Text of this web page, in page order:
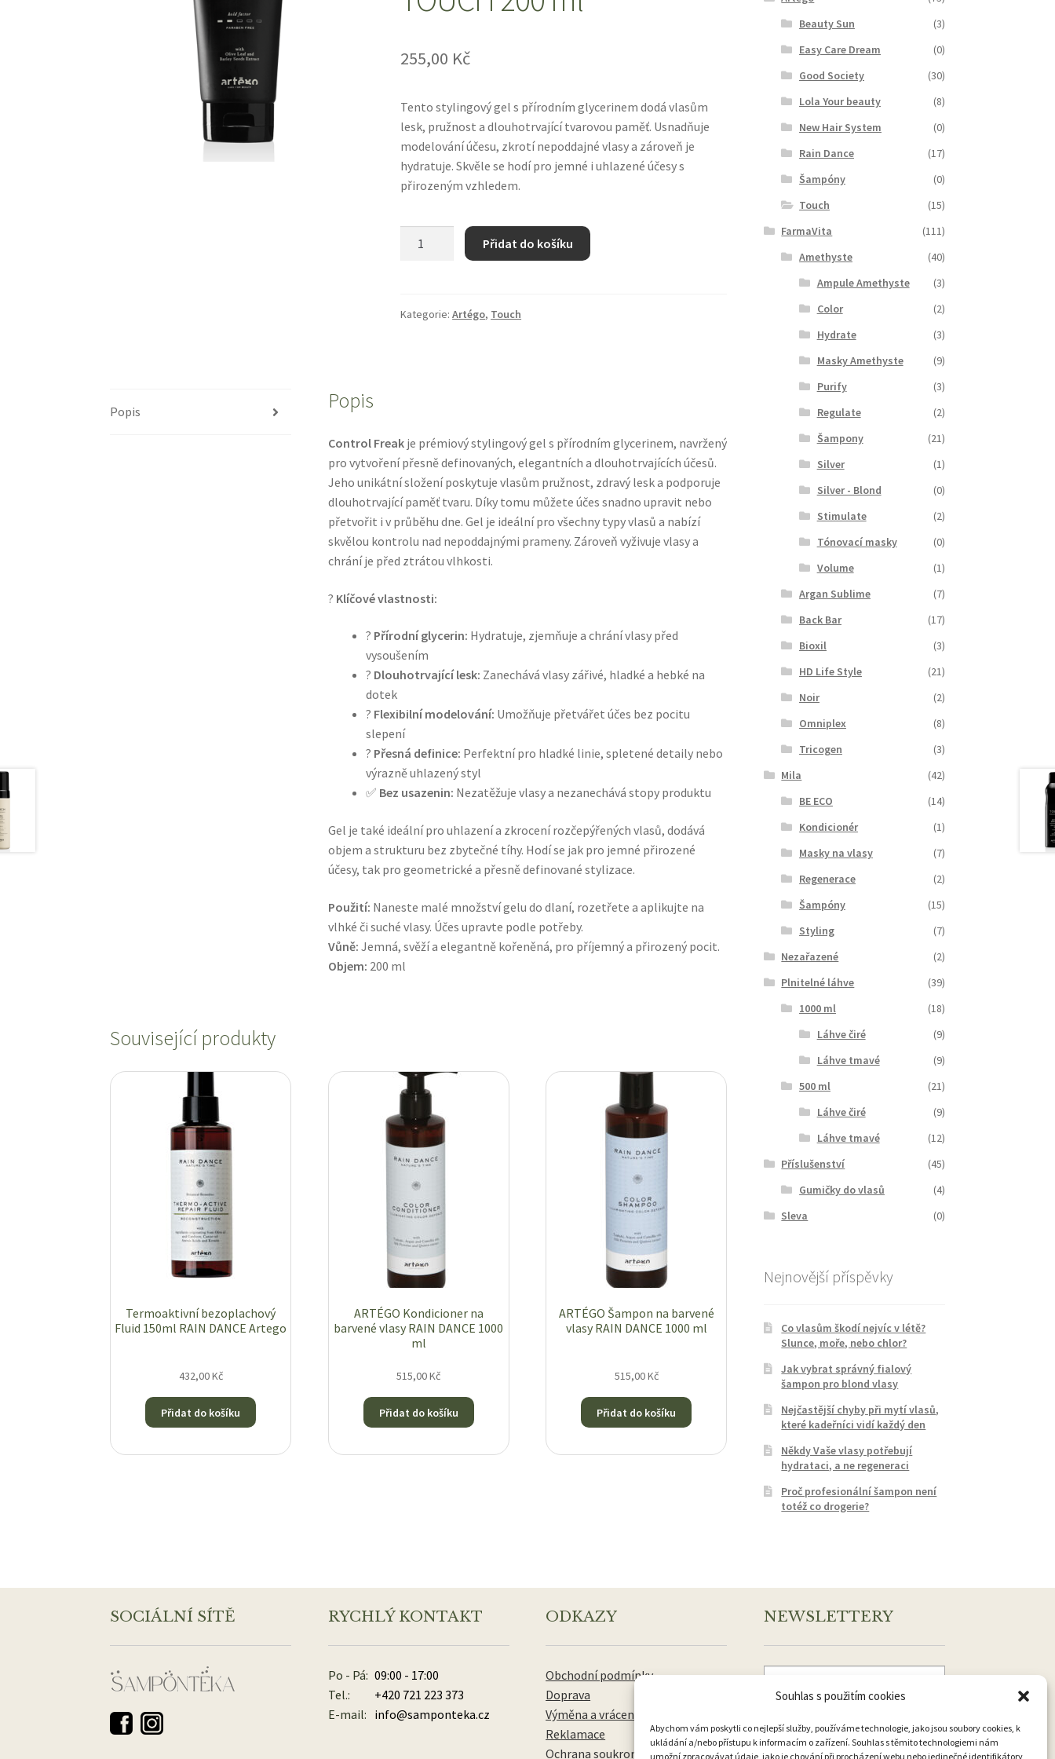
Souhlas s použitím cookies
Abychom vám poskytli co nejlepší služby, používáme technologie, jako jsou soubory cookies, k
ukládání a/nebo přístupu k informacím o zařízení. Souhlas s těmito technologiemi nám
umožní zpracovávat údaje, jako je chování při procházení webu nebo jedinečné identifikátory
255,00 Kč
Tento stylingový gel s přírodním glycerinem dodá vlasům
lesk, pružnost a dlouhotrvající tvarovou paměť. Usnadňuje
modelování účesu, zkrotí nepoddajné vlasy a zároveň je
hydratuje. Skvěle se hodí pro jemné i uhlazené účesy s
přirozeným vzhledem.
rostlinného
ml
množství
Přidat do košíku
Kategorie:Artégo, Touch
Popis Popis
Control Freakje prémiový stylingový gel s přírodním glycerinem, navržený
pro vytvoření přesně definovaných, elegantních a dlouhotrvajících účesů.
Jeho unikátní složení poskytuje vlasům pružnost, zdravý lesk a podporuje
dlouhotrvající paměť tvaru. Díky tomu můžete účes snadno upravit nebo
přetvořit i v průběhu dne. Gel je ideální pro všechny typy vlasů a nabízí
skvělou kontrolu nad nepoddajnými prameny. Zároveň vyživuje vlasy a
chrání je před ztrátou vlhkosti.
? Klíčové vlastnosti:
? Přírodní glycerin: Hydratuje, zjemňuje a chrání vlasy před
vysoušením
? Dlouhotrvající lesk: Zanechává vlasy zářivé, hladké a hebké na
dotek
? Flexibilní modelování: Umožňuje přetvářet účes bez pocitu
slepení
? Přesná definice: Perfektní pro hladké linie, spletené detaily nebo
výrazně uhlazený styl
✅ Bez usazenin: Nezatěžuje vlasy a nezanechává stopy produktu
Gel je také ideální pro uhlazení a zkrocení rozčepýřených vlasů, dodává
objem a strukturu bez zbytečné tíhy. Hodí se jak pro jemné přirozené
účesy, tak pro geometrické a přesně definované stylizace.
Použití: Naneste malé množství gelu do dlaní, rozetřete a aplikujte na
vlhké či suché vlasy. Účes upravte podle potřeby.
Vůně: Jemná, svěží a elegantně kořeněná, pro příjemný a přirozený pocit.
Objem: 200 ml
Související produkty
Termoaktivní bezoplachový
Fluid 150ml RAIN DANCE Artego
432,00Kč
Přidat do košíku
ARTÉGO Kondicioner na
barvené vlasy RAIN DANCE 1000
ml
515,00Kč
Přidat do košíku
ARTÉGO Šampon na barvené
vlasy RAIN DANCE 1000 ml
515,00Kč
Přidat do košíku
Beauty Sun
(3)
Easy Care Dream
(0)
Good Society
(30)
Lola Your beauty
(8)
New Hair System
(0)
Rain Dance
(17)
Šampóny
(0)
Touch
(15)
FarmaVita
(111)
Amethyste
(40)
Ampule Amethyste
(3)
Color
(2)
Hydrate
(3)
Masky Amethyste
(9)
Purify
(3)
Regulate
(2)
Šampony
(21)
Silver
(1)
Silver - Blond
(0)
Stimulate
(2)
Tónovací masky
(0)
Volume
(1)
Argan Sublime
(7)
Back Bar
(17)
Bioxil
(3)
HD Life Style
(21)
Noir
(2)
Omniplex
(8)
Tricogen
(3)
Mila
(42)
BE ECO
(14)
Kondicionér
(1)
Masky na vlasy
(7)
Regenerace
(2)
Šampóny
(15)
Styling
(7)
Nezařazené
(2)
Plnitelné láhve
(39)
1000 ml
(18)
Láhve čiré
(9)
Láhve tmavé
(9)
500 ml
(21)
Láhve čiré
(9)
Láhve tmavé
(12)
Příslušenství
(45)
Gumičky do vlasů
(4)
Sleva
(0)
Nejnovější příspěvky
Co vlasům škodí nejvíc v létě?
Slunce, moře, nebo chlor?
Jak vybrat správný fialový
šampon pro blond vlasy
Nejčastější chyby při mytí vlasů,
které kadeřníci vidí každý den
Někdy Vaše vlasy potřebují
hydrataci, a ne regeneraci
Proč profesionální šampon není
totéž co drogerie?
SOCIÁLNÍ SÍTĚ RYCHLÝ KONTAKT
Po - Pá: 09:00 - 17:00
Tel.:
+420 721 223 373
E-mail: info@samponteka.cz
ODKAZY
Obchodní podmínky
Doprava
Výměna a vrácení zboží
Reklamace
Ochrana soukromí
NEWSLETTERY